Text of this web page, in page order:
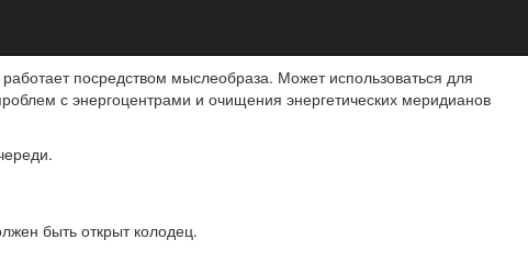
посредством мыслеобраза. Может использоваться для
с энергоцентрами и очищения энергетических меридианов
быть открыт колодец.